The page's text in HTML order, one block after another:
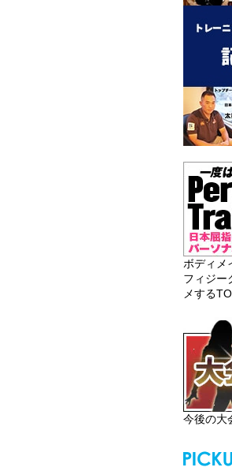
ボディメ
フィジー
メする
今後の大